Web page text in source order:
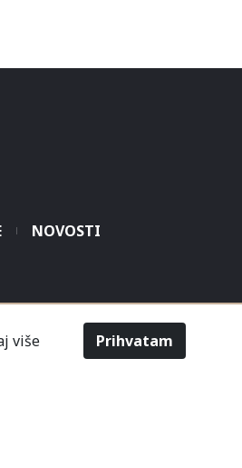
više Prihvatam
NOVOSTI